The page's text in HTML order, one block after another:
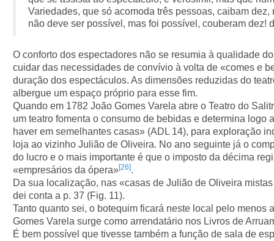
Variedades, que só acomoda três pessoas, caibam
não deve ser possível, mas foi possível, couberam dez!
O conforto dos espectadores não se resumia à qualidade
cuidar das necessidades de convívio à volta de «comes e
duração dos espectáculos. As dimensões reduzidas do
albergue um espaço próprio para esse fim.
Quando em 1782 João Gomes Varela abre o Teatro do
um teatro fomenta o consumo de bebidas e determina logo
haver em semelhantes casas» (ADL 14), para exploração
loja ao vizinho Julião de Oliveira. No ano seguinte já o
do lucro e o mais importante é que o imposto da décima
«empresários da ópera»[26].
Da sua localização, nas «casas de Julião de Oliveira
dei conta a p. 37 (Fig. 11).
Tanto quanto sei, o botequim ficará neste local pelo menos
Gomes Varela surge como arrendatário nos Livros de
É bem possível que tivesse também a função de sala de